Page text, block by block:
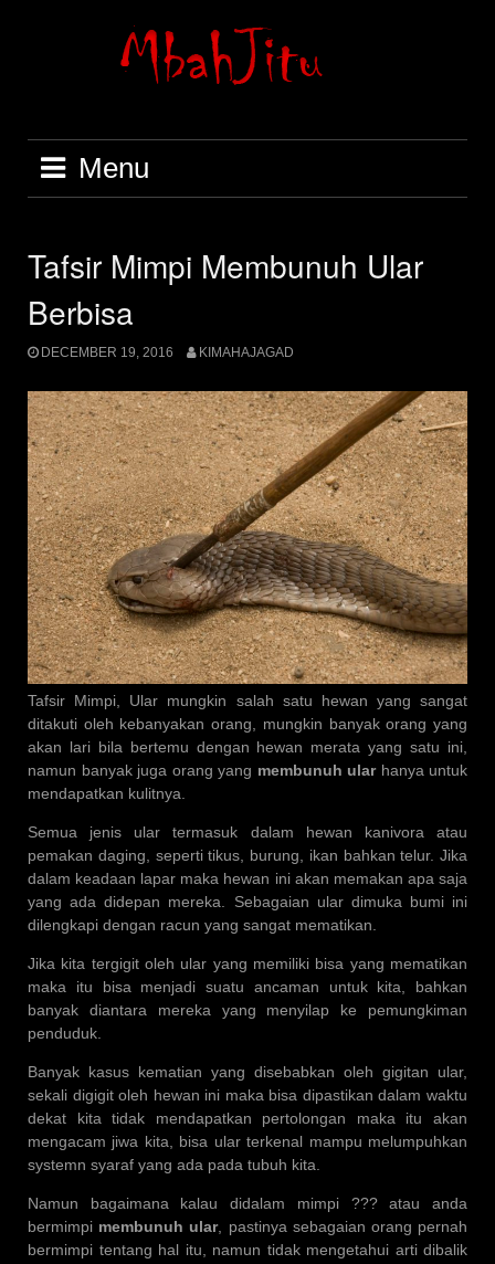
Menu
Tafsir Mimpi Membunuh Ular
Berbisa
DECEMBER 19, 2016 KIMAHAJAGAD
Tafsir Mimpi, Ular mungkin salah satu hewan yang sangat
ditakuti oleh kebanyakan orang, mungkin banyak orang yang
akan lari bila bertemu dengan hewan merata yang satu ini,
namun banyak juga orang yang membunuh ularhanya untuk
mendapatkan kulitnya.
Semua jenis ular termasuk dalam hewan kanivora atau
pemakan daging, seperti tikus, burung, ikan bahkan telur. Jika
dalam keadaan lapar maka hewan ini akan memakan apa saja
yang ada didepan mereka. Sebagaian ular dimuka bumi ini
dilengkapi dengan racun yang sangat mematikan.
Jika kita tergigit oleh ular yang memiliki bisa yang mematikan
maka itu bisa menjadi suatu ancaman untuk kita, bahkan
banyak diantara mereka yang menyilap ke pemungkiman
penduduk.
Banyak kasus kematian yang disebabkan oleh gigitan ular,
sekali digigit oleh hewan ini maka bisa dipastikan dalam waktu
dekat kita tidak mendapatkan pertolongan maka itu akan
mengacam jiwa kita, bisa ular terkenal mampu melumpuhkan
systemn syaraf yang ada pada tubuh kita.
Namun bagaimana kalau didalam mimpi ??? atau anda
bermimpi membunuh ular, pastinya sebagaian orang pernah
bermimpi tentang hal itu, namun tidak mengetahui arti dibalik